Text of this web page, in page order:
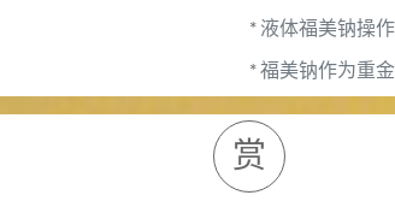
* 液体福美钠操
*福美钠作为重
赏